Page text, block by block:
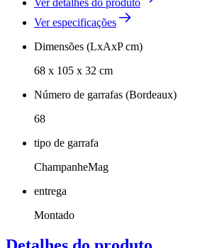
Ver especificações
Dimensões (LxAxP cm)
68 x 105 x 32 cm
Número de garrafas (Bordeaux)
68
tipo de garrafa
ChampanheMag
entrega
Montado